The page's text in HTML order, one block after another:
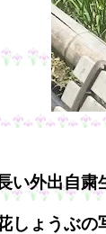
い外出自粛
しょうぶの